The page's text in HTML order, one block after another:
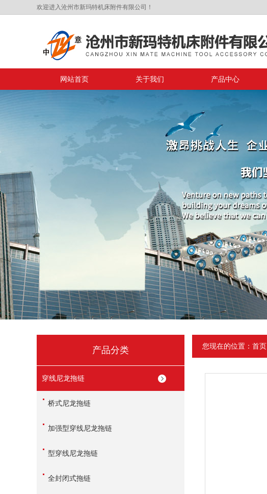
欢迎进入沧州市新玛特机床附件有限公司！
网站首页 关于我们 产品中心
产品分类
穿线尼龙拖链
桥式尼龙拖链
加强型穿线尼龙拖链
型穿线尼龙拖链
全封闭式拖链
您现在的位置： 首页